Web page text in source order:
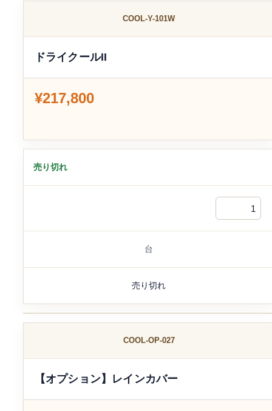
COOL-Y-101W
ドライクールII
¥217,800
売り切れ
台
売り切れ
COOL-OP-027
【オプション】レインカバー